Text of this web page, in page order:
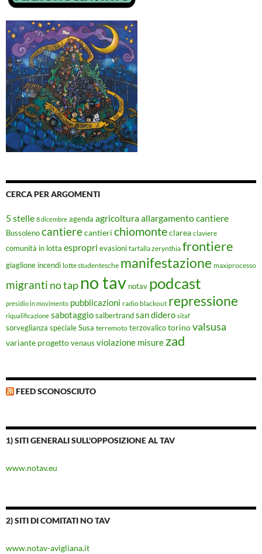
CERCA PER ARGOMENTI
5 stelle 8 dicembre agenda agricolturaallargamento cantiere
Bussolenocantierecantieri chiomonteclarea claviere
comunità in lotta espropri evasioni farfalla zerynthia frontiere
giaglione incendi lotte studentesche manifestazione maxiprocesso
migranti no tap no tav notav podcast
presidio in movimento pubblicazioni radio blackout repressione
riqualificazione sabotaggiosalbertrandsan didero sitaf
sorveglianza speciale Susa terremoto terzovalico torinovalsusa
variante progettovenaus violazione misure zad
FEED SCONOSCIUTO
1) SITI GENERALI SULL'OPPOSIZIONE AL TAV
www.notav.eu
2) SITI DI COMITATI NO TAV
www.notav-avigliana.it